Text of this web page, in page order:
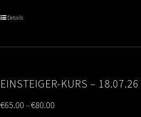
Details
EINSTEIGER-KURS –
€65.00–€80.00